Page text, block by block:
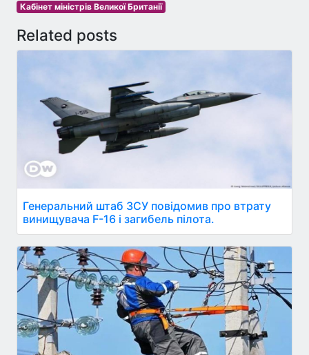
Кабінет міністрів Великої Британії
Related posts
Генеральний штаб ЗСУ повідомив про втрату
винищувача F-16 і загибель пілота.